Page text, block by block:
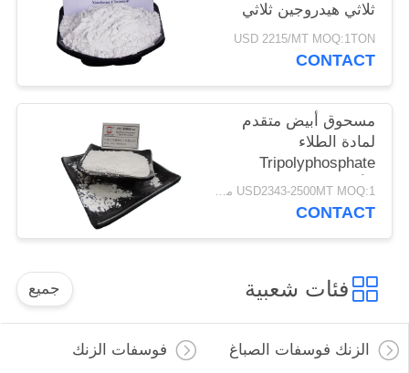
ثلاثي هيدروجين ثلاثي
الفوسفات
USD 2215/MT MOQ:1TON
CONTACT
مسحوق أبيض متقدم
لمادة الطلاء
Tripolyphosphate
الألومنيوم CAS 13939-
25-8
USD2343-2500MT MOQ:1 مليون طن
CONTACT
فئات شعبية جميع
الزنك فوسفات الصباغ فوسفات الزنك